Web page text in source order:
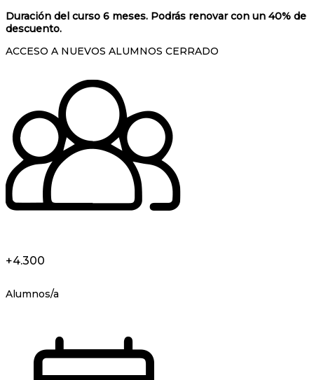
Duración del curso 6 meses. Podrás renovar con un 40% de
descuento.
ACCESO A NUEVOS ALUMNOS CERRADO
+4.300
Alumnos/a